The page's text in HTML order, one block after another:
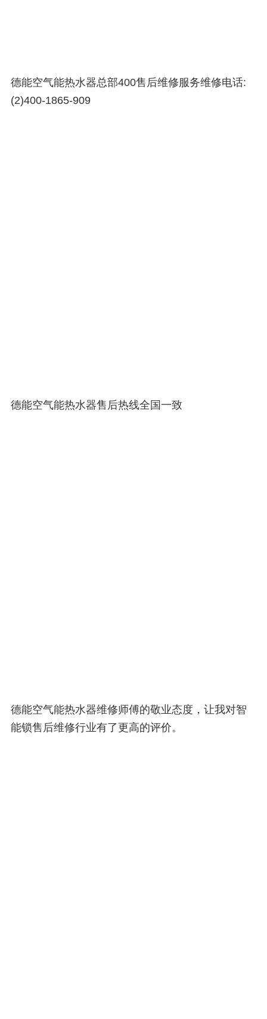
德能空气能热水器总部400售后维修服务维修电话:
(2)400-1865-909
德能空气能热水器售后热线全国一致
德能空气能热水器维修师傅的敬业态度，让我对智
能锁售后维修行业有了更高的评价。